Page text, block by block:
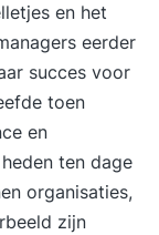
en het
eerder
succes voor
toen
en
ten dage
organisaties,
zijn